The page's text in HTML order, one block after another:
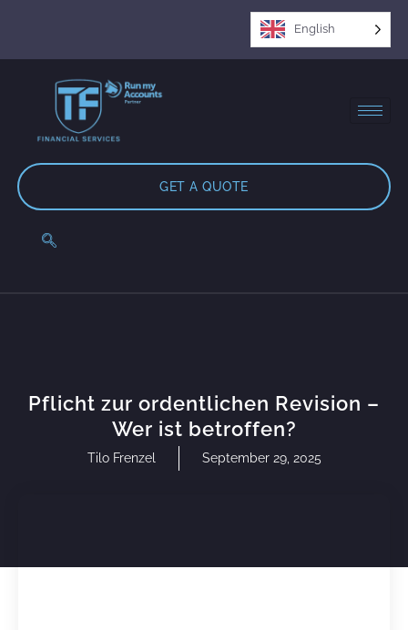
English
GET A QUOTE
Pflicht zur ordentlichen Revision –
Wer ist betroffen?
Tilo Frenzel September 29, 2025